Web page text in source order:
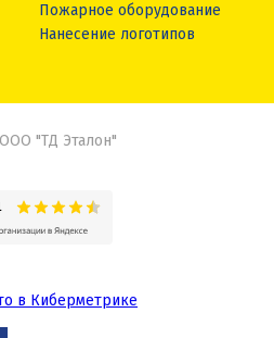
Пожарное оборудование
Нанесение логотипов
"ТД Эталон"
в Киберметрике